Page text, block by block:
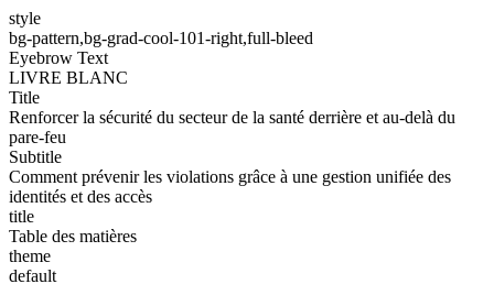
style
bg-pattern,bg-grad-cool-101-right,full-bleed
Eyebrow Text
LIVRE BLANC
Title
Renforcer la sécurité du secteur de la santé derrière et au-delà du
pare-feu
Subtitle
Comment prévenir les violations grâce à une gestion unifiée des
identités et des accès
title
Table des matières
theme
default